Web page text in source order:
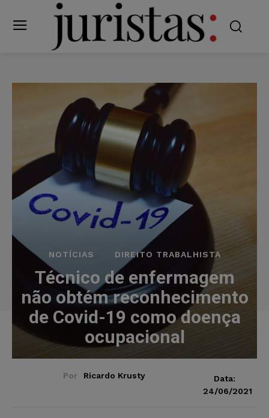
NOTÍCIAS DIREITO TRABALHISTA
Técnico de enfermagem
não obtém reconhecimento
de Covid-19 como doença
ocupacional
Por Ricardo Krusty
Data:
24/06/2021